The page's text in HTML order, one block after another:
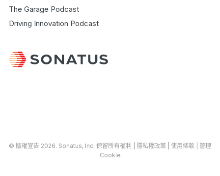
The Garage Podcast
Driving Innovation Podcast
© 版權宣告 2026. Sonatus, Inc. 保留所有權利 | 隱私權政策 使用條款
管理
Cookie